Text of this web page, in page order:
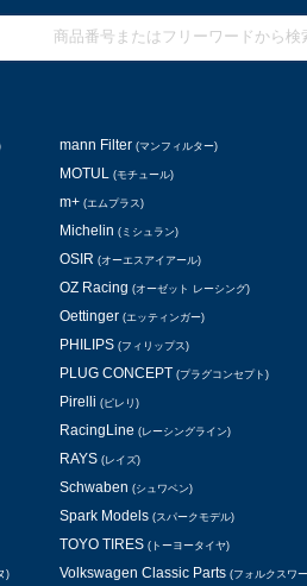
)
mann Filter (マンフィルター)
MOTUL (モチュール)
m+ (エムプラス)
Michelin (ミシュラン)
OSIR (オーエスアイアール)
OZ Racing (オーゼット レーシング)
Oettinger (エッティンガー)
PHILIPS (フィリップス)
PLUG CONCEPT (プラグコンセプト)
Pirelli (ピレリ)
RacingLine (レーシングライン)
RAYS (レイズ)
Schwaben (シュワベン)
Spark Models (スパークモデル)
TOYO TIRES (トーヨータイヤ)
Volkswagen Classic Parts (フォルクスワ